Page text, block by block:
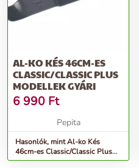
AL-KO KÉS 46CM-ES
CLASSIC/CLASSIC PLUS
MODELLEK GYÁRI
6 990 Ft
Pepita
Hasonlók, mint Al-ko Kés
46cm-es Classic/Classic Plus
modellek Gyári